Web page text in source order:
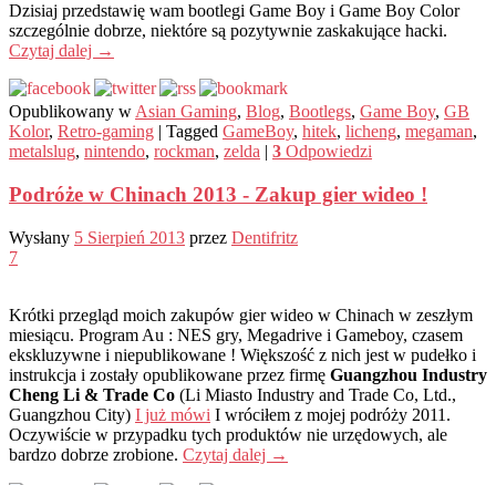
Dzisiaj przedstawię wam bootlegi Game Boy i Game Boy Color
szczególnie dobrze, niektóre są pozytywnie zaskakujące hacki.
Czytaj dalej →
Opublikowany w Asian Gaming, Blog, Bootlegs, Game Boy, GB
Kolor, Retro-gaming | Tagged GameBoy, hitek, licheng, megaman,
metalslug, nintendo, rockman, zelda | 3 Odpowiedzi
Podróże w Chinach 2013 - Zakup gier wideo !
Wysłany 5 Sierpień 2013 przez Dentifritz
7
Krótki przegląd moich zakupów gier wideo w Chinach w zeszłym
miesiącu. Program Au : NES gry, Megadrive i Gameboy, czasem
ekskluzywne i niepublikowane ! Większość z nich jest w pudełko i
instrukcja i zostały opublikowane przez firmę Guangzhou Industry
Cheng Li & Trade Co (Li Miasto Industry and Trade Co, Ltd.,
Guangzhou City) I już mówi I wróciłem z mojej podróży 2011.
Oczywiście w przypadku tych produktów nie urzędowych, ale
bardzo dobrze zrobione. Czytaj dalej →